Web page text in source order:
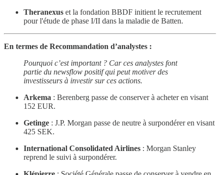
Theranexus et la fondation BBDF initient le recrutement
pour l'étude de phase I/II dans la maladie de Batten.
En termes de Recommandation d’analystes :
Pourquoi c’est important ? Car ces analystes font
partie du newsflow positif qui peut motiver des
investisseurs à investir sur ces actions.
Arkema : Berenberg passe de conserver à acheter en visant
152 EUR.
Getinge : J.P. Morgan passe de neutre à surpondérer en visant
425 SEK.
International Consolidated Airlines : Morgan Stanley
reprend le suivi à surpondérer.